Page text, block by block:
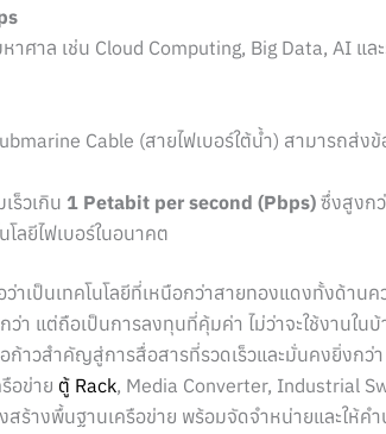
ศาล เช่น Cloud Computing, Big Data, AI แล
Cable (สายไฟเบอร์ใต้น้ำ) สามารถส่งข้
ร็วเกิน 1 Petabit per second (Pbps)ซึ่งสูงกว่
ลยีไฟเบอร์ในอนาคต
เป็นเทคโนโลยีที่เหนือกว่าสายทองแดงทั้งด้านค
า แต่ถือเป็นการลงทุนที่คุ้มค่า ไม่ว่าจะใช้งานในบ้
ก้าวสำคัญสู่การสื่อสารที่รวดเร็วและมั่นคงยิ่งก
อข่าย ตู้ Rack, Media Converter, Industrial
างพื้นฐานเครือข่าย พร้อมจัดจำหน่ายและให้คำ